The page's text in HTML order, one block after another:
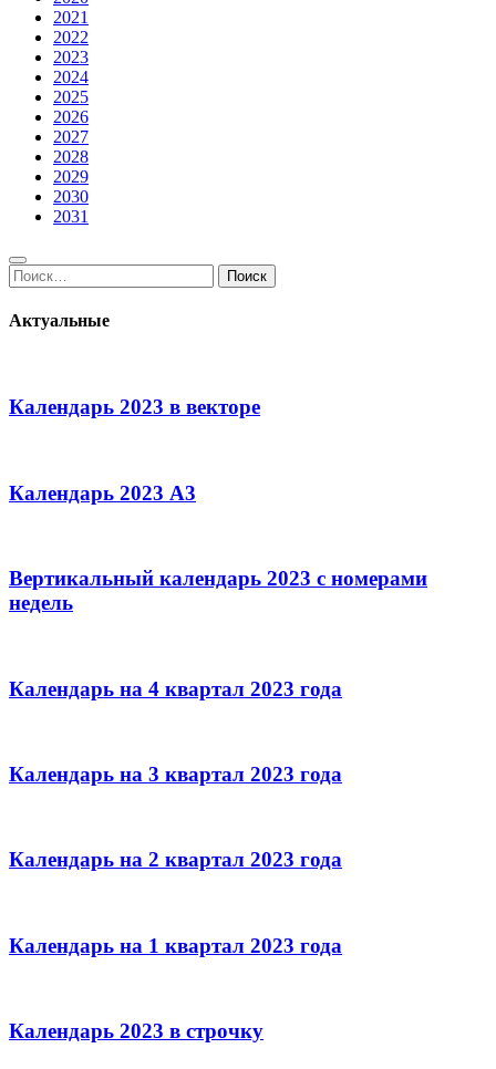
2021
2022
2023
2024
2025
2026
2027
2028
2029
2030
2031
Поиск:
Поиск
Актуальные
Календарь 2023 в векторе
Календарь 2023 А3
Вертикальный календарь 2023 с номерами
недель
Календарь на 4 квартал 2023 года
Календарь на 3 квартал 2023 года
Календарь на 2 квартал 2023 года
Календарь на 1 квартал 2023 года
Календарь 2023 в строчку